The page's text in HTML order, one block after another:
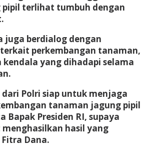
terlihat tumbuh dengan
juga berdialog dengan
perkembangan tanaman,
yang dihadapi selama
Polri siap untuk menjaga
tanaman jagung pipil
Bapak Presiden RI, supaya
hasil yang
Dana.